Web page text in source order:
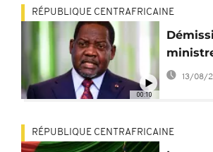
00:10
RÉPUBLIQUE CENTRAFRICAINE
13/08/
RÉPUBLIQUE CENTRAFRICAINE